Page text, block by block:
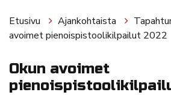
Etusivu Ajankohtaista
avoimet pienoispistoolikilpailut 2022
Okun avoimet